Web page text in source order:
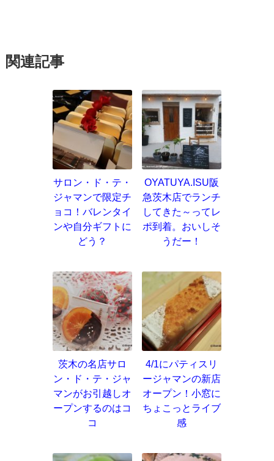
関連記事
サロン・ド・テ・
ジャマンで限定チ
ョコ！バレンタイ
ンや自分ギフトに
どう？
OYATUYA.ISU阪
急茨木店でランチ
してきた～ってレ
ポ到着。おいしそ
うだー！
茨木の名店サロ
ン・ド・テ・ジャ
マンがお引越しオ
ープンするのはコ
コ
4/1にパティスリ
ージャマンの新店
オープン！小窓に
ちょこっとライブ
感